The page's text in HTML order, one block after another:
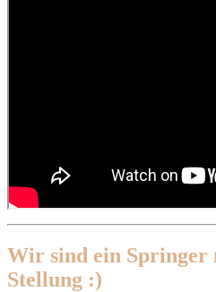
Wir sind ein Springer
Stellung :)